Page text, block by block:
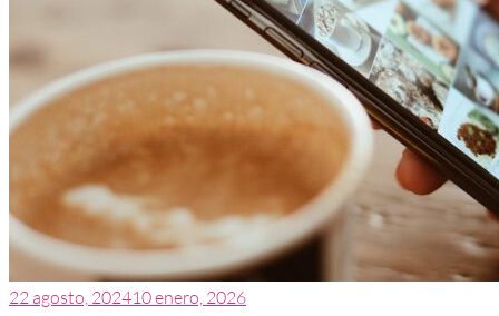
22 agosto, 202410 enero, 2026